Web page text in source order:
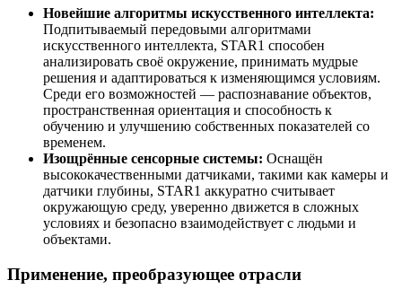
Новейшие алгоритмы искусственного интеллекта:
Подпитываемый передовыми алгоритмами
искусственного интеллекта, STAR1 способен
анализировать своё окружение, принимать мудрые
решения и адаптироваться к изменяющимся условиям.
Среди его возможностей — распознавание объектов,
пространственная ориентация и способность к
обучению и улучшению собственных показателей со
временем.
Изощрённые сенсорные системы: Оснащён
высококачественными датчиками, такими как камеры и
датчики глубины, STAR1 аккуратно считывает
окружающую среду, уверенно движется в сложных
условиях и безопасно взаимодействует с людьми и
объектами.
Применение, преобразующее отрасли